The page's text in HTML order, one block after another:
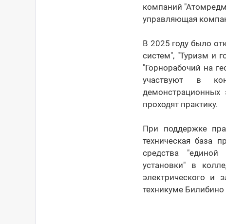
компаний
управляющая
В 2025 году было
систем", "Туризм и
"Горнорабочий на
участвуют в
демонстрационных
проходят практику.
При поддержке
техническая база
средства "единой
установки" в
электрического и
техникуме